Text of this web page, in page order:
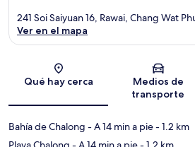
Sección
241 Soi Saiyuan 16, Rawai, Chang Wat
Ver en el mapa
Qué hay cerca
Medios de
transporte
Bahía de Chalong - A 14 min a pie- 1.2 km